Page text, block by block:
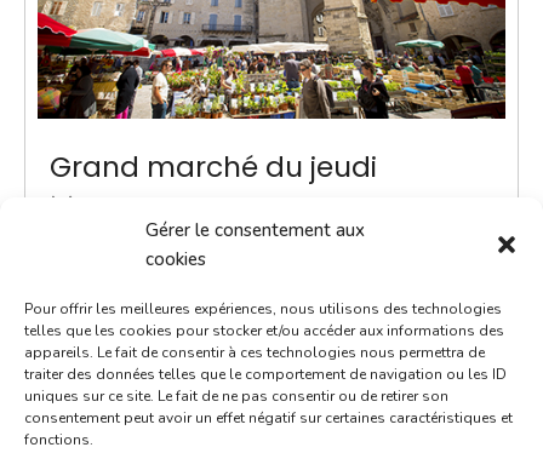
Gérer le consentement aux
cookies
Pour offrir les meilleures expériences, nous utilisons des technologies
telles que les cookies pour stocker et/ou accéder aux informations des
appareils. Le fait de consentir à ces technologies nous permettra de
traiter des données telles que le comportement de navigation ou les ID
uniques sur ce site. Le fait de ne pas consentir ou de retirer son
consentement peut avoir un effet négatif sur certaines caractéristiques et
fonctions.
Grand marché du jeudi
8h00 - 13h00
Marchés
ACTUALITÉ - Une navette Bastibus gratuite pour le
marché Chaque jeudi jusqu’à septembre, une navette